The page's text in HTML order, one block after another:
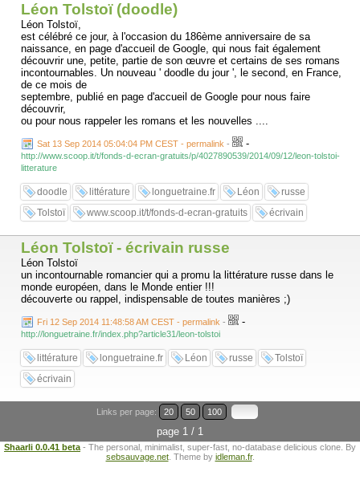
Léon Tolstoï (doodle)
Léon Tolstoï,
est célébré ce jour, à l'occasion du 186ème anniversaire de sa
naissance, en page d'accueil de Google, qui nous fait également
découvrir une, petite, partie de son œuvre et certains de ses romans
incontournables. Un nouveau ' doodle du jour ', le second, en France,
de ce mois de
septembre, publié en page d'accueil de Google pour nous faire
découvrir,
ou pour nous rappeler les romans et les nouvelles ....
Sat 13 Sep 2014 05:04:04 PM CEST - permalink - -
http://www.scoop.it/t/fonds-d-ecran-gratuits/p/4027890539/2014/09/12/leon-tolstoi-
litterature
doodle littérature longuetraine.fr Léon
russe
Tolstoï
www.scoop.it/t/fonds-d-ecran-gratuits écrivain
Léon Tolstoï - écrivain russe
Léon Tolstoï
un incontournable romancier qui a promu la littérature russe dans le
monde européen, dans le Monde entier !!!
découverte ou rappel, indispensable de toutes manières ;)
Fri 12 Sep 2014 11:48:58 AM CEST - permalink - -
http://longuetraine.fr/index.php?article31/leon-tolstoi
littérature longuetraine.fr Léon russe
Tolstoï
écrivain
Links per page: 20 50 100
page 1 / 1
Shaarli 0.0.41 beta - The personal, minimalist, super-fast, no-database delicious clone. By
sebsauvage.net. Theme by idleman.fr.